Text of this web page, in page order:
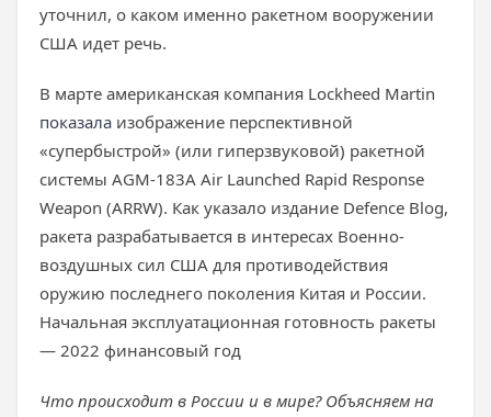
уточнил, о каком именно ракетном вооружении
США идет речь.
В марте американская компания Lockheed Martin
показала изображение перспективной
«супербыстрой» (или гиперзвуковой) ракетной
системы AGM-183A Air Launched Rapid Response
Weapon (ARRW). Как указало издание Defence Blog,
ракета разрабатывается в интересах Военно-
воздушных сил США для противодействия
оружию последнего поколения Китая и России.
Начальная эксплуатационная готовность ракеты
— 2022 финансовый год
Что происходит в России и в мире? Объясняем на